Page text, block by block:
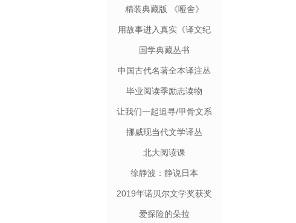
精装典藏版 《哑舍》
用故事进入真实《译文纪
实》
国学典藏丛书
中国古代名著全本译注丛
书
毕业阅读季励志读物
让我们一起追寻/甲骨文系
列丛书
挪威现当代文学译丛
北大阅读课
徐静波：静说日本
2019年诺贝尔文学奖获奖
者作品
爱探险的朵拉